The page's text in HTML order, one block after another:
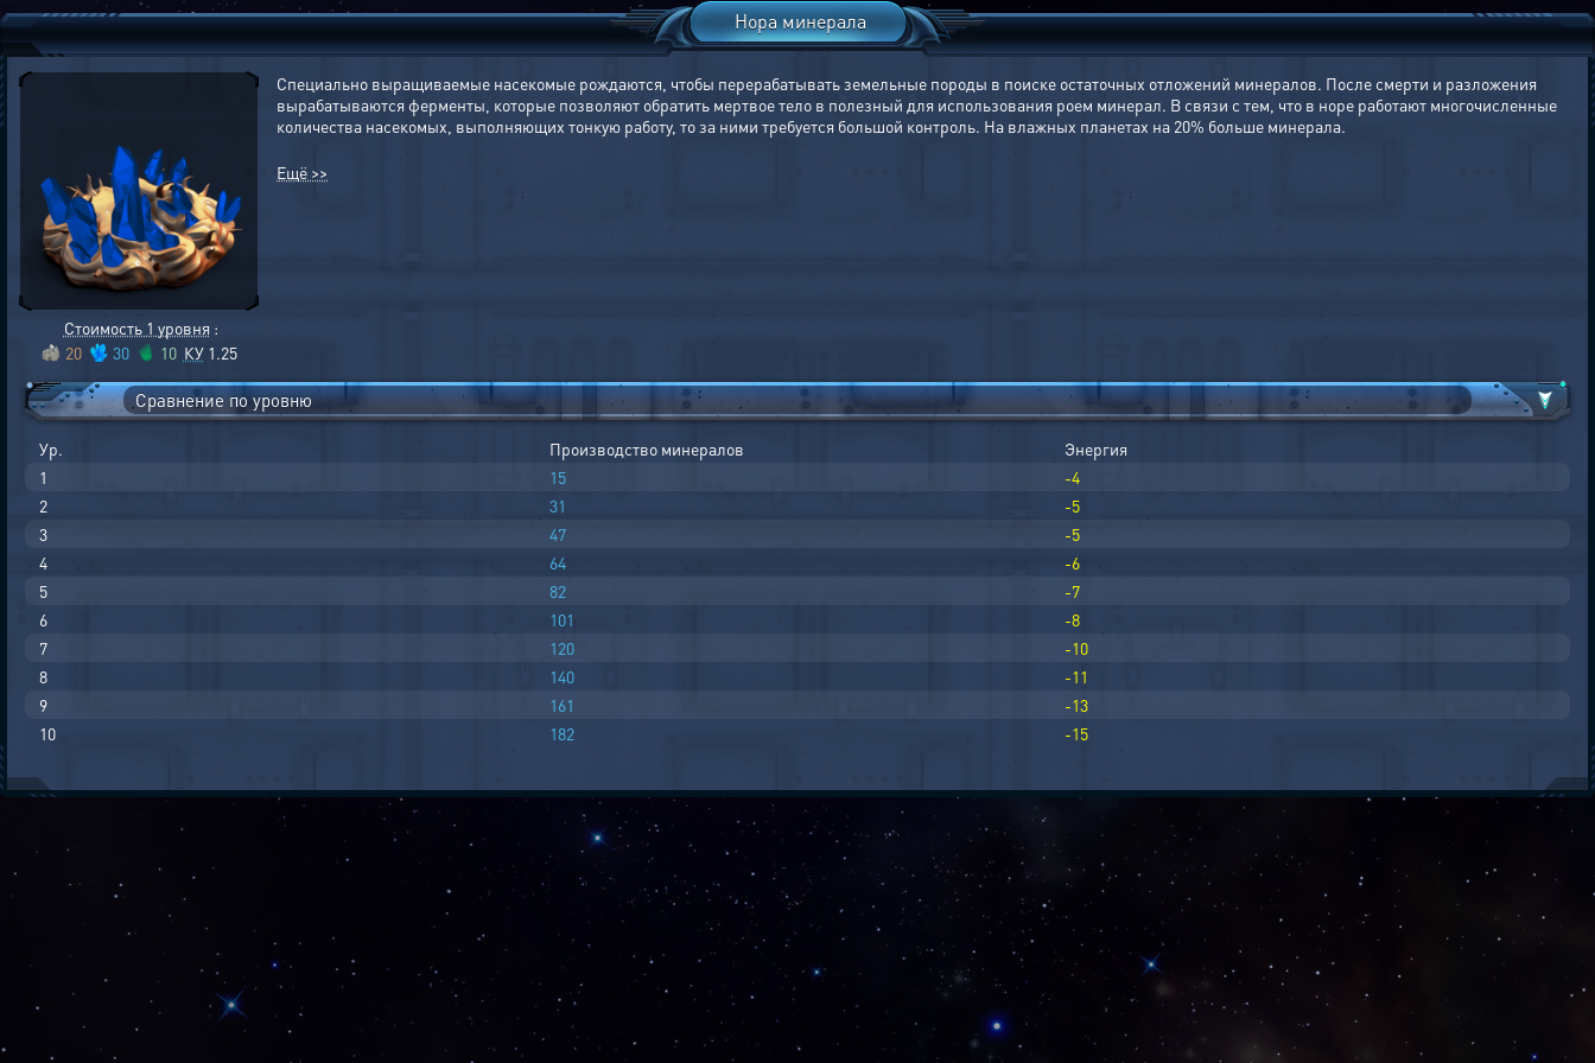
Нора минерала
Стоимость 1 уровня :
20
30 10 КУ1.25
Специально выращиваемые насекомые рождаются, чтобы перерабатывать земельные породы в поиске остаточных отложений минералов. После смерти и разложения
вырабатываются ферменты, которые позволяют обратить мертвое тело в полезный для использования роем минерал. В связи с тем, что в норе работают многочисленные
количества насекомых, выполняющих тонкую работу, то за ними требуется большой контроль. На влажных планетах на 20% больше минерала.
Ещё >>
Сравнение по уровню
Ур. Производство минералов
Энергия
1
15
-4
2
31
-5
3
47
-5
4
64
-6
5
82
-7
6
101
-8
7
120
-10
8
140
-11
9
161
-13
10
182 -15